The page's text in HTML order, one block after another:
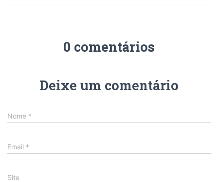
0 comentários
Deixe um comentário
Nome *
Email *
Site